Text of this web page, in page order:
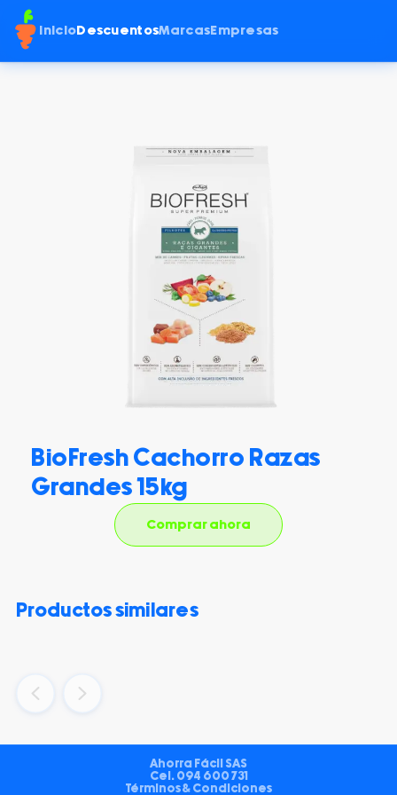
Inicio DescuentosMarcas Empresas
BioFresh Cachorro Razas
Grandes 15kg
Comprar ahora
productos similares
Ahorra Fácil SAS
Cel. 094 600 731
Términos & Condiciones